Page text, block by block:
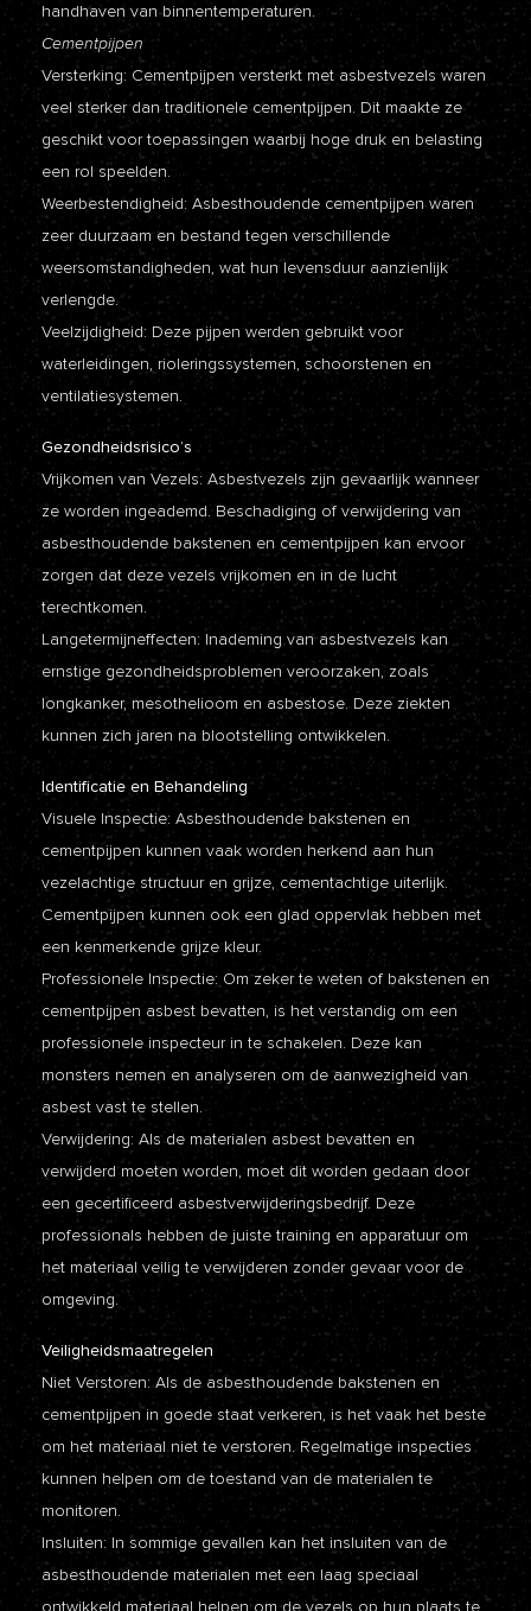
handhaven van binnentemperaturen.
Cementpijpen
Versterking: Cementpijpen versterkt met asbestvezels waren
veel sterker dan traditionele cementpijpen. Dit maakte ze
geschikt voor toepassingen waarbij hoge druk en belasting
een rol speelden.
Weerbestendigheid: Asbesthoudende cementpijpen waren
zeer duurzaam en bestand tegen verschillende
weersomstandigheden, wat hun levensduur aanzienlijk
verlengde.
Veelzijdigheid: Deze pijpen werden gebruikt voor
waterleidingen, rioleringssystemen, schoorstenen en
ventilatiesystemen.
Gezondheidsrisico’s
Vrijkomen van Vezels: Asbestvezels zijn gevaarlijk wanneer
ze worden ingeademd. Beschadiging of verwijdering van
asbesthoudende bakstenen en cementpijpen kan ervoor
zorgen dat deze vezels vrijkomen en in de lucht
terechtkomen.
Langetermijneffecten: Inademing van asbestvezels kan
ernstige gezondheidsproblemen veroorzaken, zoals
longkanker, mesothelioom en asbestose. Deze ziekten
kunnen zich jaren na blootstelling ontwikkelen.
Identificatie en Behandeling
Visuele Inspectie: Asbesthoudende bakstenen en
cementpijpen kunnen vaak worden herkend aan hun
vezelachtige structuur en grijze, cementachtige uiterlijk.
Cementpijpen kunnen ook een glad oppervlak hebben met
een kenmerkende grijze kleur.
Professionele Inspectie: Om zeker te weten of bakstenen en
cementpijpen asbest bevatten, is het verstandig om een
professionele inspecteur in te schakelen. Deze kan
monsters nemen en analyseren om de aanwezigheid van
asbest vast te stellen.
Verwijdering: Als de materialen asbest bevatten en
verwijderd moeten worden, moet dit worden gedaan door
een gecertificeerd asbestverwijderingsbedrijf. Deze
professionals hebben de juiste training en apparatuur om
het materiaal veilig te verwijderen zonder gevaar voor de
omgeving.
Veiligheidsmaatregelen
Niet Verstoren: Als de asbesthoudende bakstenen en
cementpijpen in goede staat verkeren, is het vaak het beste
om het materiaal niet te verstoren. Regelmatige inspecties
kunnen helpen om de toestand van de materialen te
monitoren.
Insluiten: In sommige gevallen kan het insluiten van de
asbesthoudende materialen met een laag speciaal
ontwikkeld materiaal helpen om de vezels op hun plaats te